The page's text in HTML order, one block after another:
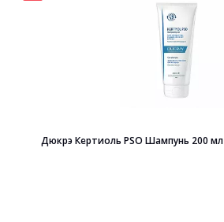
Дюкрэ Кертиоль PSO Шампунь 200 мл